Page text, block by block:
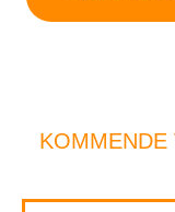
KOMMENDE